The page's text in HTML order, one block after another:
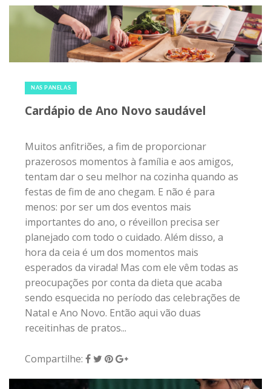
NAS PANELAS
Cardápio de Ano Novo saudável
Muitos anfitriões, a fim de proporcionar
prazerosos momentos à família e aos amigos,
tentam dar o seu melhor na cozinha quando as
festas de fim de ano chegam. E não é para
menos: por ser um dos eventos mais
importantes do ano, o réveillon precisa ser
planejado com todo o cuidado. Além disso, a
hora da ceia é um dos momentos mais
esperados da virada! Mas com ele vêm todas as
preocupações por conta da dieta que acaba
sendo esquecida no período das celebrações de
Natal e Ano Novo. Então aqui vão duas
receitinhas de pratos...
Compartilhe: